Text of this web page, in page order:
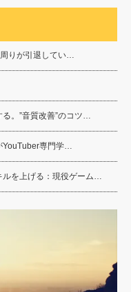
りが引退してい…
。”音質改善”のコツ…
YouTuber専門学…
ルを上げる：現役ゲーム…